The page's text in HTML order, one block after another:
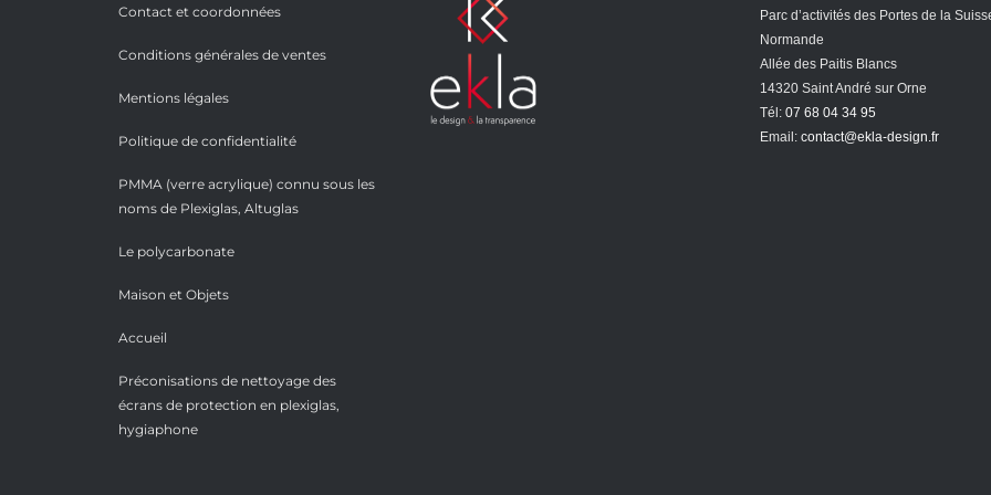
Contact et coordonnées
Conditions générales de ventes
Mentions légales
Politique de confidentialité
PMMA (verre acrylique) connu sous les
noms de Plexiglas, Altuglas
Le polycarbonate
Maison et Objets
Accueil
Préconisations de nettoyage des
écrans de protection en plexiglas,
hygiaphone
Parc d’activités des Portes de la
Normande
Allée des Paitis Blancs
14320 Saint André sur Orne
Tél: 07 68 04 34 95
Email: contact@ekla-design.fr